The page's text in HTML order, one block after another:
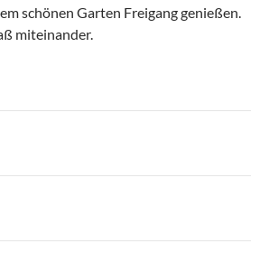
schönen Garten Freigang genießen.
miteinander.